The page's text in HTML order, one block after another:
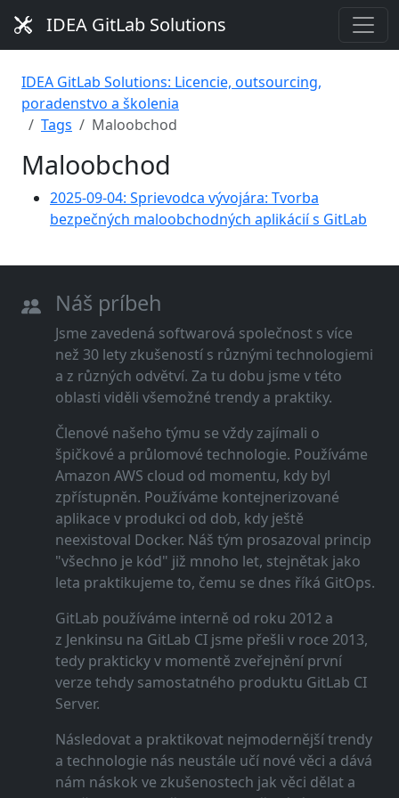
IDEA GitLab Solutions
IDEA GitLab Solutions: Licencie, outsourcing,
poradenstvo a školenia
Tags
Maloobchod
Maloobchod
2025-09-04: Sprievodca vývojára: Tvorba
bezpečných maloobchodných aplikácií s GitLab
Náš príbeh
Jsme zavedená softwarová společnost s více
než 30 lety zkušeností s různými technologiemi
a z různých odvětví. Za tu dobu jsme v této
oblasti viděli všemožné trendy a praktiky.
Členové našeho týmu se vždy zajímali o
špičkové a průlomové technologie. Používáme
Amazon AWS cloud od momentu, kdy byl
zpřístupněn. Používáme kontejnerizované
aplikace v produkci od dob, kdy ještě
neexistoval Docker. Náš tým prosazoval princip
"všechno je kód" již mnoho let, stejnětak jako
leta praktikujeme to, čemu se dnes říká GitOps.
GitLab používáme interně od roku 2012 a
z Jenkinsu na GitLab CI jsme přešli v roce 2013,
tedy prakticky v momentě zveřejnění první
verze tehdy samostatného produktu GitLab CI
Server.
Následovat a praktikovat nejmodernější trendy
a technologie nás neustále učí nové věci a dává
nám náskok ve zkušenostech jak věci dělat a